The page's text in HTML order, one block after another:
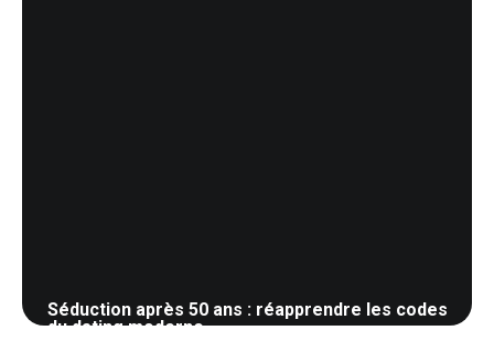
Séduction après 50 ans : réapprendre les codes
du dating moderne